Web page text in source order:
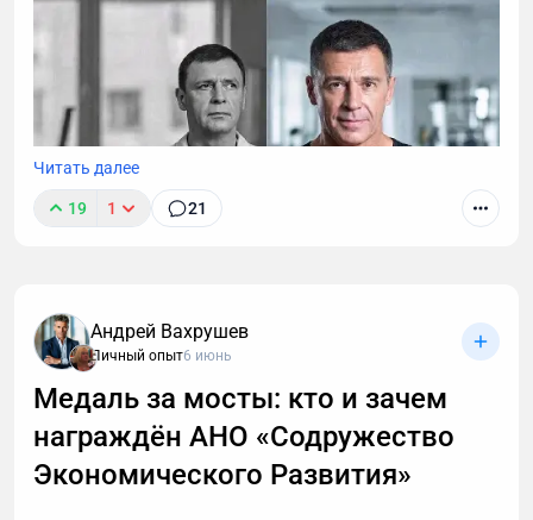
В этой статье описаны 3 фундаментальных
принципа построения мышц после 40, которые
Читать далее
19 1 21
Андрей Вахрушев
Личный опыт6 июнь
Медаль за мосты: кто и зачем
награждён АНО «Содружество
Экономического Развития»